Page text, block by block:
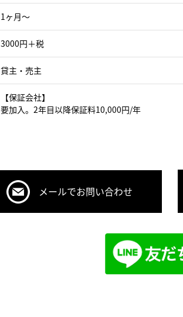
1ヶ月〜
3000円＋税
貸主・売主
【保証会社】
要加入。2年目以降保証料10,000円/年
メールでお問い合わせ